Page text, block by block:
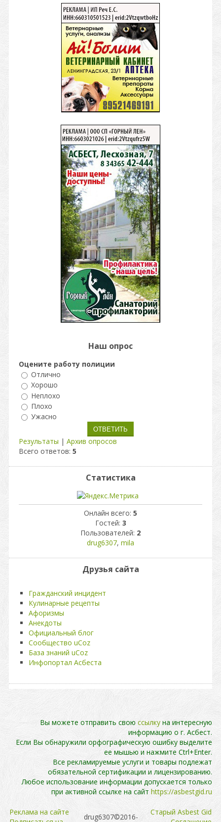
Наш опрос
Оцените работу полиции
Отлично
Хорошо
Неплохо
Плохо
Ужасно
Результаты | Архив опросов
Всего ответов: 5
Статистика
Онлайн всего: 5
Гостей: 3
Пользователей: 2
drug6307, mila
Друзья сайта
Гражданский инцидент
Кулинарные рецепты
Афоризмы
Анекдоты
Официальный блог
Сообщество uCoz
База знаний uCoz
Инфопортал Асбеста
Вы можете отправить свою ссылку на интересную
информацию о г. Асбест.
Если Вы обнаружили орфографическую ошибку выделите
ее мышью и нажмите Ctrl+Enter.
Все рекламируемые услуги и товары подлежат
обязательной сертификации и лицензированию.
Любое использование информации допускается только
при активной ссылке на сайт https://asbestgid.ru
Реклама на сайте
drug6307©2016-
Cтарый Asbest Gid